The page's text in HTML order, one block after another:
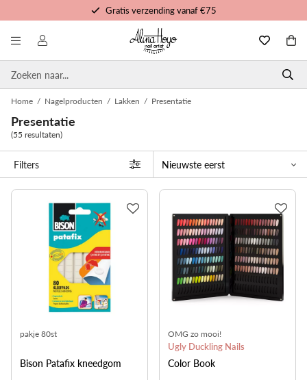
Gratis verzending vanaf €75
Gratis trainingen en tutorials
Voor 16u besteld, morgen in huis
Home / Nagelproducten / Lakken / Presentatie
Presentatie
(55 resultaten)
Filters
pakje 80st
Bison Patafix kneedgom
OMG zo mooi!
Ugly Duckling Nails
Color Book